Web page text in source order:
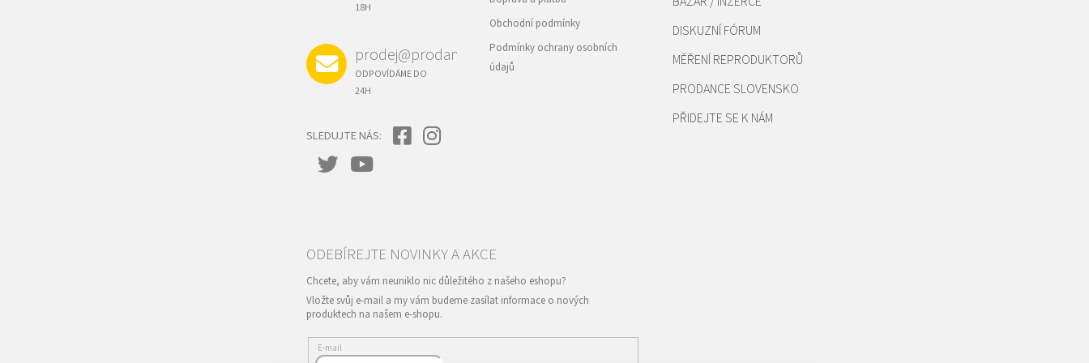
18H
prodej@prodance.cz
ODPOVÍDÁME DO
24H
SLEDUJTE NÁS:
Obchodní podmínky
Podmínky ochrany osobních
údajů
DISKUZNÍ FÓRUM
MĚŘENÍ REPRODUKTORŮ
PRODANCE SLOVENSKO
PŘIDEJTE SE K NÁM
Vložte svůj e-mail a my vám budeme zasílat informace o nových
produktech na našem e-shopu.
E-mail